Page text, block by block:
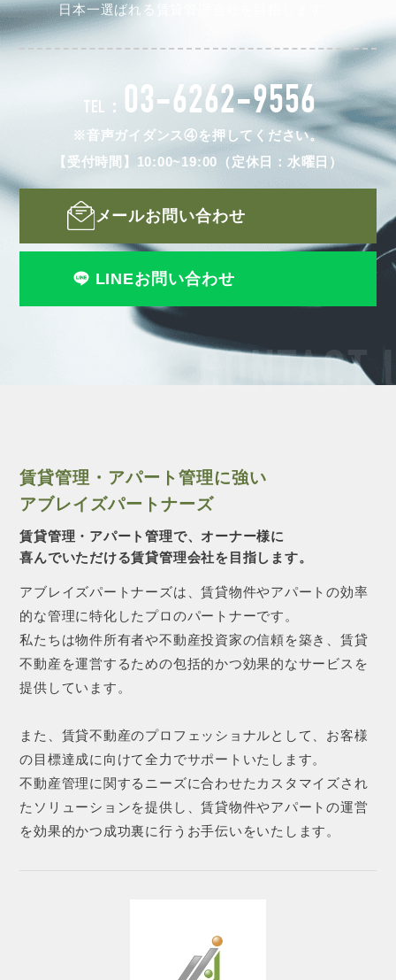
CONTACT
日本一選ばれる賃貸管理会社を目指します。
TEL： 03-6262-9556
※音声ガイダンス④を押してください。
【受付時間】10:00~19:00（定休日：水曜日）
メールお問い合わせ
LINEお問い合わせ
賃貸管理・アパート管理に強い
アブレイズパートナーズ
賃貸管理・アパート管理で、オーナー様に
喜んでいただける賃貸管理会社を目指します。
アブレイズパートナーズは、賃貸物件やアパートの効率
的な管理に特化したプロのパートナーです。
私たちは物件所有者や不動産投資家の信頼を築き、賃貸
不動産を運営するための包括的かつ効果的なサービスを
提供しています。
また、賃貸不動産のプロフェッショナルとして、お客様
の目標達成に向けて全力でサポートいたします。
不動産管理に関するニーズに合わせたカスタマイズされ
たソリューションを提供し、賃貸物件やアパートの運営
を効果的かつ成功裏に行うお手伝いをいたします。